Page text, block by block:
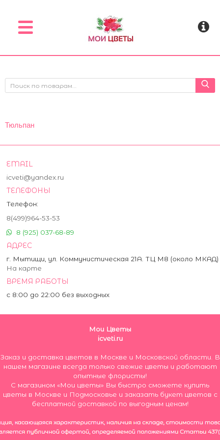
Menu
Тюльпан
EMAIL
icveti@yandex.ru
ТЕЛЕФОНЫ
Телефон:
8(499)964-53-53
8 (925) 037-68-89
АДРЕС
г. Мытищи, ул. Коммунистическая 21А. ТЦ М8 (около МКАД)
На карте
ВРЕМЯ РАБОТЫ
с 8:00 до 22:00 без выходных
Мои Цветы
icveti.ru
Заказ и доставка цветов в Москве и Московской области. В
нашем магазине всегда только свежие цветы и работают
опытные флористы!
С магазином «Мои цветы» Вы быстро сможете купить
цветы в Москве и Подмосковье и заказать букет цветов с
бесплатной доставкой по выгодным ценам!